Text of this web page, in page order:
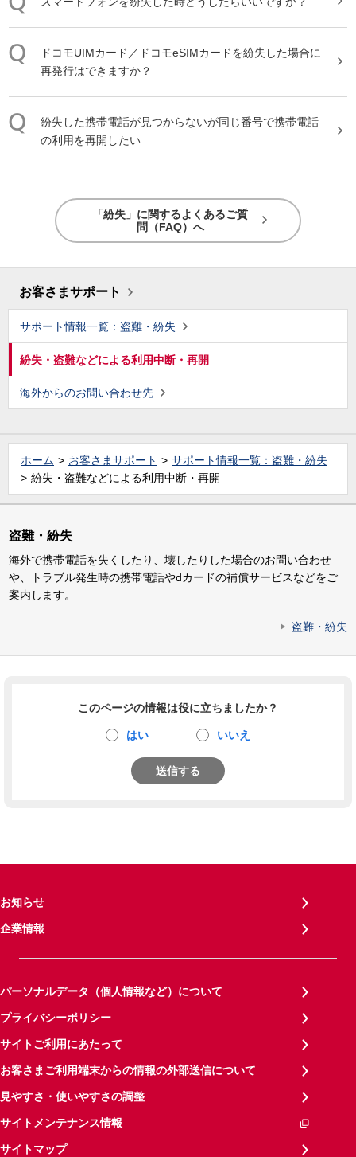
ドコモUIMカード／ドコモeSIMカードを紛失 した場合に
再発行はできますか？
紛失 した携帯電話が見つからないが同じ番号で携帯電話
の利用を再開したい
「紛失」に関するよくあるご質
問（FAQ）へ
お客さまサポート
サポート情報一覧：盗難・紛失
紛失・盗難などによる利用中断・再開
海外からのお問い合わせ先
ホーム お客さまサポート
サポート情報一覧：盗難・紛失
紛失・盗難などによる利用中断・再開
盗難・紛失
海外で携帯電話を失くしたり、壊したりした場合のお問い合わせ
や、トラブル発生時の携帯電話やdカードの補償サービスなどをご
案内します。
盗難・紛失
このページの情報は役に立ちましたか？
はい いいえ
送信する
お知らせ
企業情報
パーソナルデータ（個人情報など）について
プライバシーポリシー
サイトご利用にあたって
お客さまご利用端末からの情報の外部送信について
見やすさ・使いやすさの調整
サイトメンテナンス情報
サイトマップ